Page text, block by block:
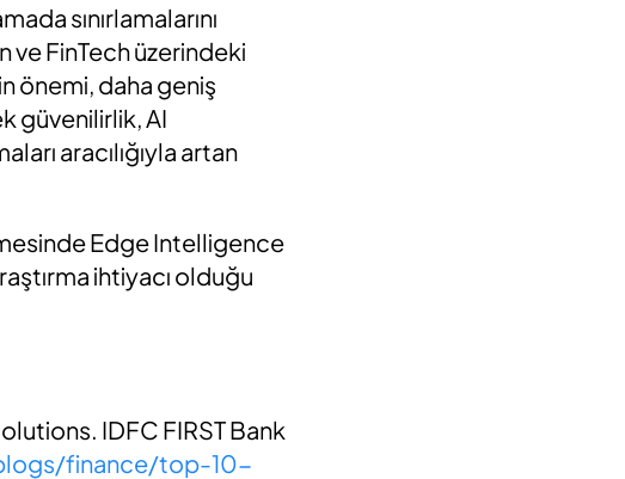
sınırlamalarını
ve FinTech üzerindeki
önemi, daha geniş
güvenilirlik, AI
aracılığıyla artan
Edge Intelligence
ihtiyacı olduğu
IDFC FIRST Bank
finance/top-10-